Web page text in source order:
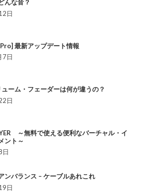
んな音？
日
最新アップデート情報
7日
ーム・フェーダーは何が違うの？
日
～無料で使える便利なバーチャル・イ
ント～
日
ンバランス – ケーブルあれこれ
日